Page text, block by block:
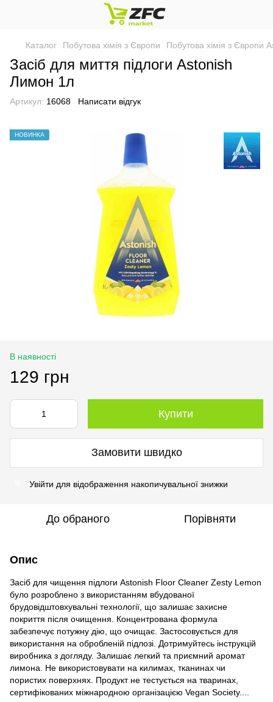
Каталог Побутова хімія з Європи Побутова хімія з Європи
Засіб для миття підлоги Astonish
Лимон 1л
Артикул: 16068 Написати відгук
НОВИНКА
В наявності
129 грн
Купити
Замовити швидко
Увійти для відображення накопичувальної знижки
До обраного Порівняти
Опис
Засіб для чищення підлоги Astonish Floor Cleaner Zesty Lemon
було розроблено з використанням вбудованої
брудовідштовхувальні технології, що залишає захисне
покриття після очищення. Концентрована формула
забезпечує потужну дію, що очищає. Застосовується для
використання на обробленій підлозі. Дотримуйтесь інструкцій
виробника з догляду. Залишає легкий та приємний аромат
лимона. Не використовувати на килимах, тканинах чи
пористих поверхнях. Продукт не тестується на тваринах,
сертифікованих міжнародною організацією Vegan Society....